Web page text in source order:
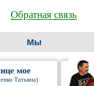
Обратная связь
Мы
мое
Татьяна)